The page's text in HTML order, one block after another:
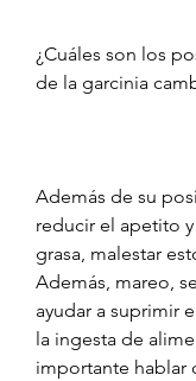
¿Cuáles son los
de la garcinia
Además de su
reducir el apetito
grasa, malestar
Además, mareo,
ayudar a suprimir
la ingesta de
importante hablar